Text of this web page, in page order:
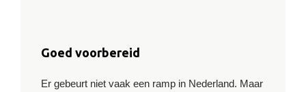
Goed voorbereid
Er gebeurt niet vaak een ramp in Nederland. Maar